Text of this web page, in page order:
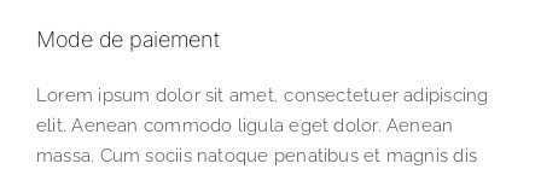
Mode de paiement
Lorem ipsum dolor sit amet, consectetuer adipiscing
elit. Aenean commodo ligula eget dolor. Aenean
massa. Cum sociis natoque penatibus et magnis dis